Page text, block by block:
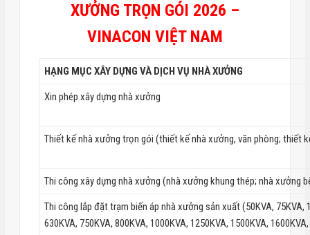
XƯỞNG TRỌN GÓI 2026 –
VINACON VIỆT NAM
HẠNG MỤC XÂY DỰNG VÀ DỊCH VỤ NHÀ XƯỞNG
Xin phép xây dựng nhà xưởng
Thiết kế nhà xưởng trọn gói (thiết kế nhà xưởng, văn phòng; thiết
Thi công xây dựng nhà xưởng (nhà xưởng khung thép; nhà xưởng
Thi công lắp đặt trạm biến áp nhà xưởng sản xuất (50KVA, 75KVA,
630KVA, 750KVA, 800KVA, 1000KVA, 1250KVA, 1500KVA,